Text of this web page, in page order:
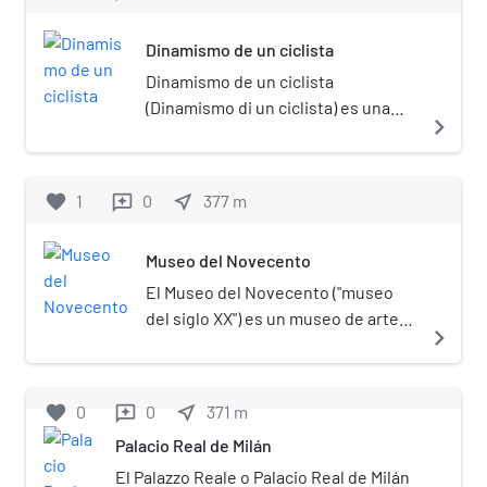
Dinamismo de un ciclista
Dinamismo de un ciclista
(Dinamismo di un ciclista) es una
realizada en el 1913. La obra
se conserva actualmente en
cerca de la Peggy Guggenheim
Collection en el Palacio Venier de
los Leones.
navigate_next
favorite 1 reviews 0 near_me 377 m
Museo del Novecento
El Museo del Novecento ("museo
del siglo XX") es un museo de arte
en el norte de Italia. Se encuentra
Piazza del Duomo en el centro de la
ciudad. El museo abrió sus puertas
en diciembre de 2010, y muestra
navigate_next
favorite 0 reviews 0 near_me 371 m
Palacio Real de Milán
El Palazzo Reale o Palacio Real de Milán